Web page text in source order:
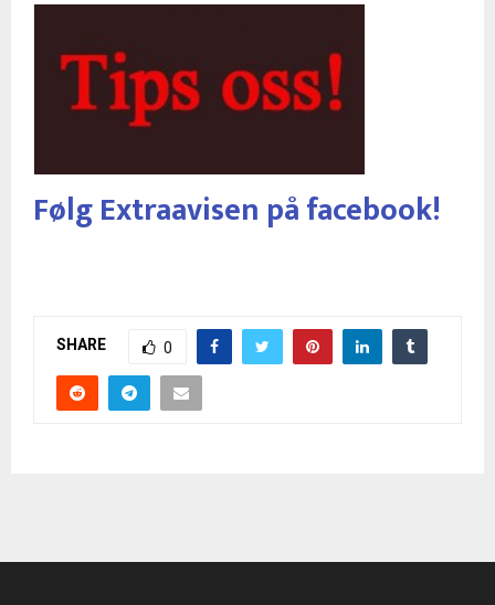
Følg Extraavisen på facebook!
SHARE 0